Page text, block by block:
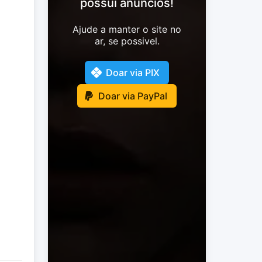
possui anúncios!
Ajude a manter o site no
ar, se possivel.
Doar via PIX
Doar via PayPal